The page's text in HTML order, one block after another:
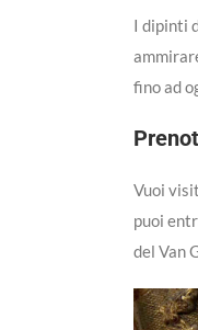
I dipinti
fino ad
Vuoi
puoi
del Van